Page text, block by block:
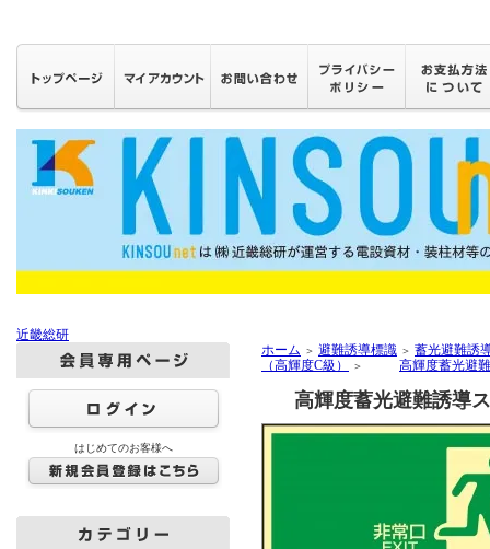
近畿総研
はじめてのお客様へ
ホーム ＞ 避難誘導標識 ＞ 蓄光避難誘
（高輝度C級）
＞ 高輝度蓄光避
高輝度蓄光避難誘導